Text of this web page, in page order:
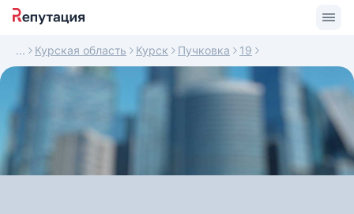
Курская область Курск Пучковка 19